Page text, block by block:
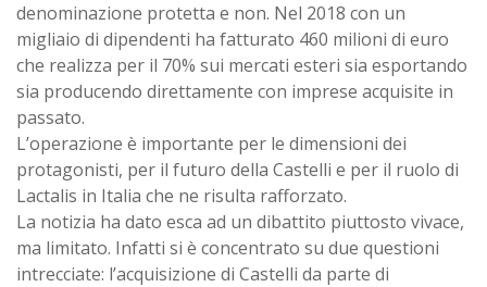
denominazione protetta e non. Nel 2018 con un
migliaio di dipendenti ha fatturato 460 milioni di euro
che realizza per il 70% sui mercati esteri sia esportando
sia producendo direttamente con imprese acquisite in
passato.
L’operazione è importante per le dimensioni dei
protagonisti, per il futuro della Castelli e per il ruolo di
Lactalis in Italia che ne risulta rafforzato.
La notizia ha dato esca ad un dibattito piuttosto vivace,
ma limitato. Infatti si è concentrato su due questioni
intrecciate: l’acquisizione di Castelli da parte di